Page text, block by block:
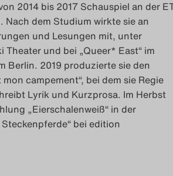
2014 bis 2017 Schauspiel an der
Nach dem Studium wirkte sie an
und Lesungen mit, unter
Theater und bei „Queer* East“ im
Berlin. 2019 produzierte sie den
campement“, bei dem sie Regie
Lyrik und Kurzprosa. Im Herbst
„Eierschalenweiß“ in der
bei edition